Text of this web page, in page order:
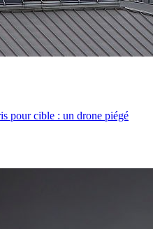
pour cible : un drone piégé